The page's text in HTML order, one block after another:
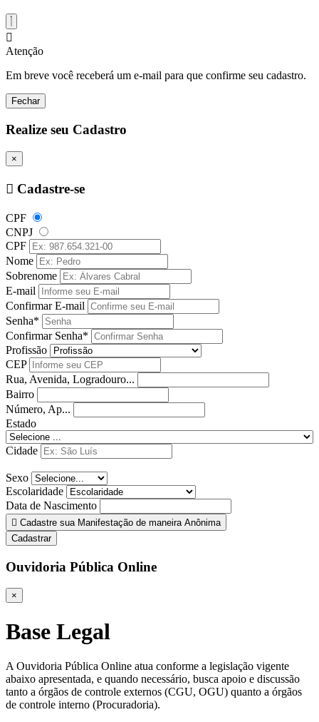
Atenção
Em breve você receberá um e-mail para que confirme seu cadastro.
Fechar
Realize seu Cadastro
×
Cadastre-se
CPF
CNPJ
CPF
Nome
Sobrenome
E-mail
Confirmar E-mail
Senha*
Confirmar Senha*
Profissão
CEP
Rua, Avenida, Logradouro...
Bairro
Número, Ap...
Estado
Cidade
Sexo
Escolaridade
Data de Nascimento
Cadastre sua Manifestação de maneira Anônima
Cadastrar
Ouvidoria Pública Online
×
Base Legal
A Ouvidoria Pública Online atua conforme a legislação vigente
abaixo apresentada, e quando necessário, busca apoio e discussão
tanto a órgãos de controle externos (CGU, OGU) quanto a órgãos
de controle interno (Procuradoria).